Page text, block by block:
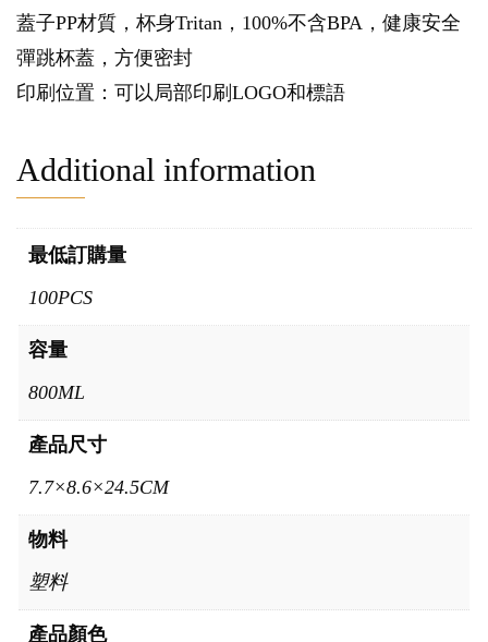
蓋子PP材質，杯身Tritan，100%不含BPA，健康安全
彈跳杯蓋，方便密封
印刷位置：可以局部印刷LOGO和標語
Additional information
最低訂購量
100PCS
容量
800ML
產品尺寸
7.7×8.6×24.5CM
物料
塑料
產品顏色